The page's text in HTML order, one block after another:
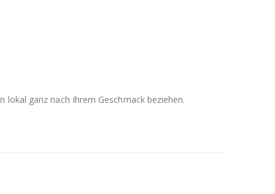
lokal ganz nach Ihrem Geschmack beziehen.